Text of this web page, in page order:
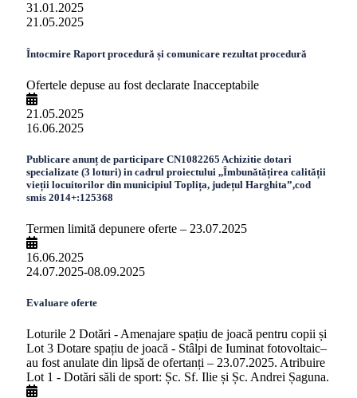
31.01.2025
21.05.2025
Întocmire Raport procedură și comunicare rezultat procedură
Ofertele depuse au fost declarate Inacceptabile
21.05.2025
16.06.2025
Publicare anunț de participare CN1082265 Achizitie dotari
specializate (3 loturi) in cadrul proiectului ,,Îmbunătățirea calității
vieții locuitorilor din municipiul Toplița, județul Harghita”,cod
smis 2014+:125368
Termen limită depunere oferte – 23.07.2025
16.06.2025
24.07.2025-08.09.2025
Evaluare oferte
Loturile 2 Dotări - Amenajare spațiu de joacă pentru copii și
Lot 3 Dotare spațiu de joacă - Stâlpi de Iuminat fotovoltaic–
au fost anulate din lipsă de ofertanți – 23.07.2025. Atribuire
Lot 1 - Dotări săli de sport: Șc. Sf. Ilie și Șc. Andrei Șaguna.